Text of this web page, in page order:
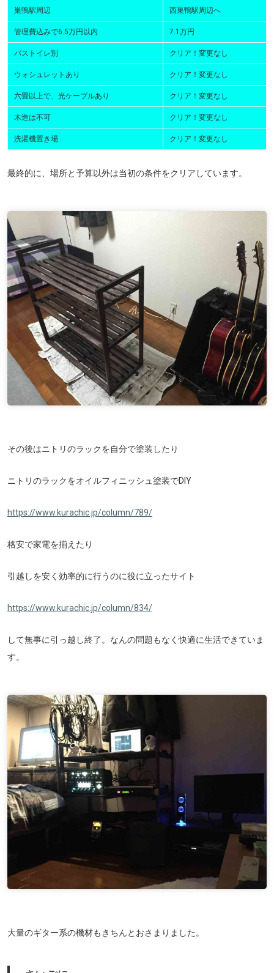
巣鴨駅周辺 西巣鴨駅周辺へ
管理費込みで6.5万円以内 7.1万円
バストイレ別 クリア！変更なし
ウォシュレットあり クリア！変更なし
六畳以上で、光ケーブルあり クリア！変更なし
木造は不可 クリア！変更なし
洗濯機置き場 クリア！変更なし
最終的に、場所と予算以外は当初の条件をクリアしています。
その後はニトリのラックを自分で塗装したり
ニトリのラックをオイルフィニッシュ塗装でDIY
https://www.kurachic.jp/column/789/
格安で家電を揃えたり
引越しを安く効率的に行うのに役に立ったサイト
https://www.kurachic.jp/column/834/
して無事に引っ越し終了。なんの問題もなく快適に生活できていま
す。
大量のギター系の機材もきちんとおさまりました。